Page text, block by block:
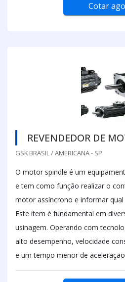
Cotar
REVENDEDOR DE
GSK BRASIL / AMERICANA - SP
O motor spindle é um
e tem como função realizar o
motor assíncrono e informar
Este item é fundamental em
usinagem. Operando com
alto desempenho, velocidade
e um tempo menor de aceleração